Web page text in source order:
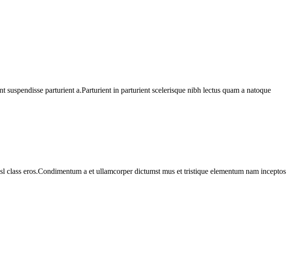
parturient a.Parturient in parturient scelerisque nibh lectus quam a natoque
eros.Condimentum a et ullamcorper dictumst mus et tristique elementum nam inceptos